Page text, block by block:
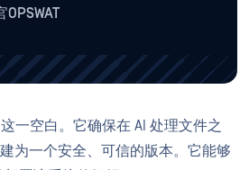
一空白。它确保在 AI 处理文件之
为一个安全、可信的版本。它能够